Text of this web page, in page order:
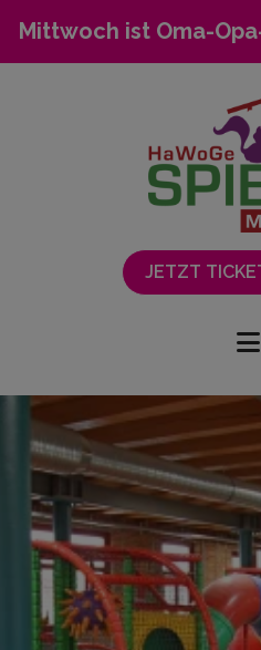
Oma-Opa-Tag -
JETZT